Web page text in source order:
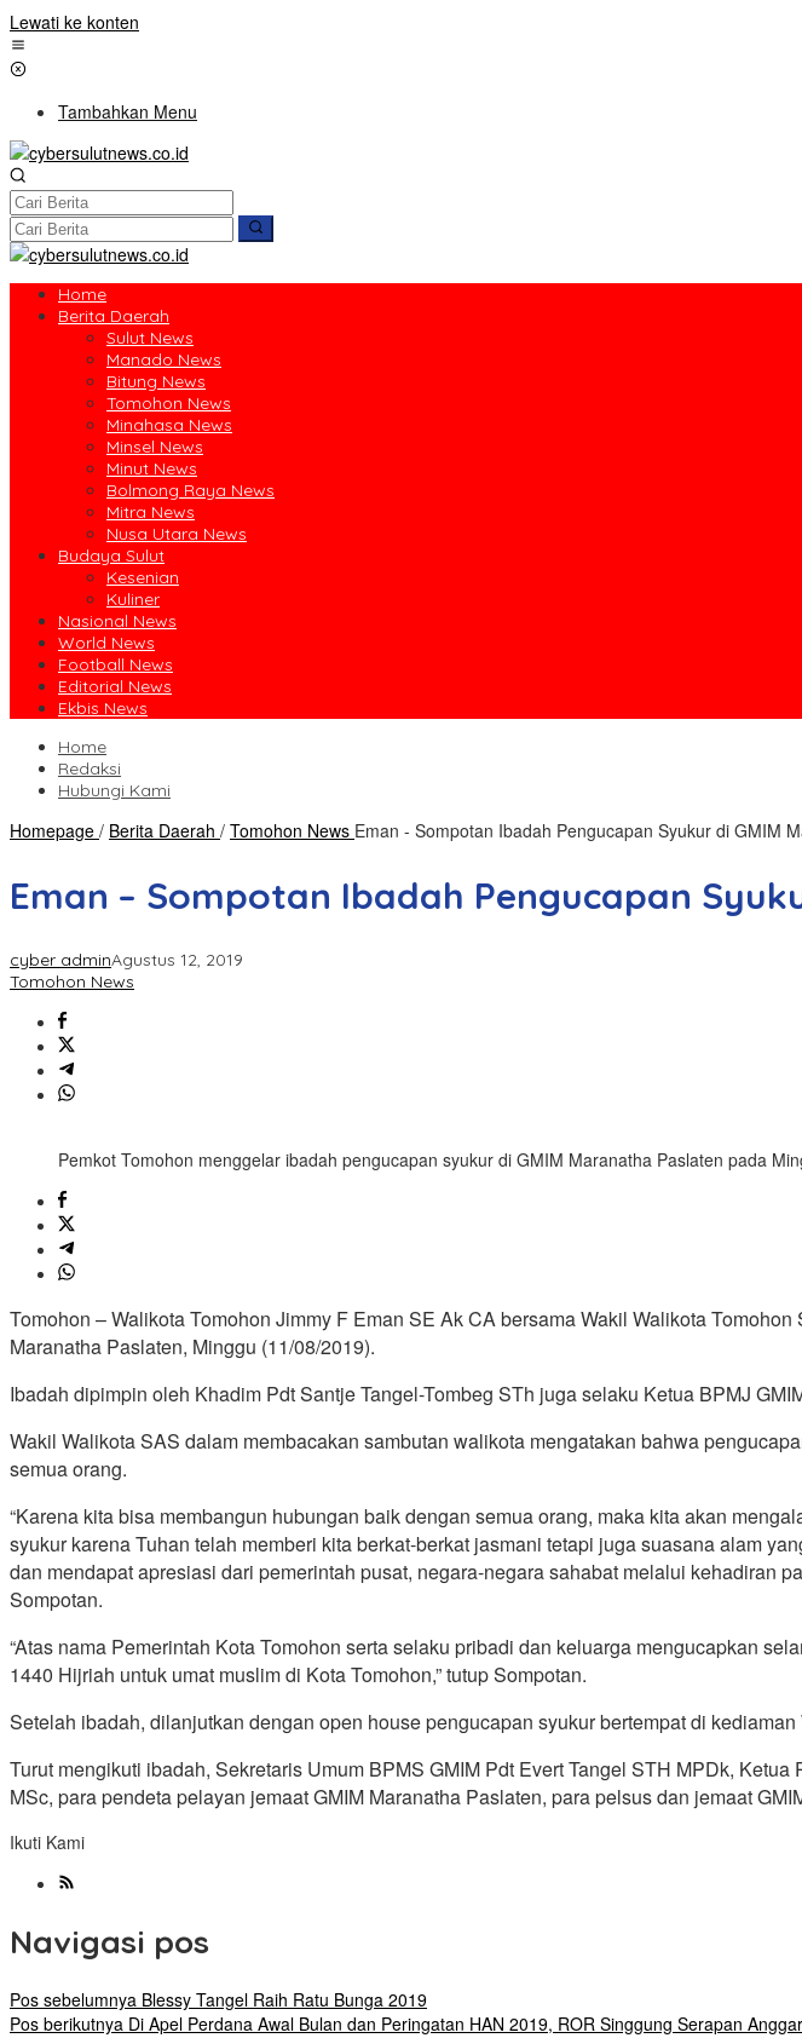
Lewati ke konten
Tambahkan Menu
Home
Berita Daerah
Sulut News
Manado News
Bitung News
Tomohon News
Minahasa News
Minsel News
Minut News
Bolmong Raya News
Mitra News
Nusa Utara News
Budaya Sulut
Kesenian
Kuliner
Nasional News
World News
Football News
Editorial News
Ekbis News
Home
Redaksi
Hubungi Kami
Homepage / Berita Daerah / Tomohon News Eman - Sompotan Ibadah Pengucapan Syukur di GMIM
Eman – Sompotan Ibadah Pengucapan
cyber adminAgustus 12, 2019
Tomohon News
Pemkot Tomohon menggelar ibadah pengucapan syukur di GMIM Maranatha Paslaten pada
Tomohon – Walikota Tomohon Jimmy F Eman SE Ak CA bersama Wakil Walikota
Maranatha Paslaten, Minggu (11/08/2019).
Ibadah dipimpin oleh Khadim Pdt Santje Tangel-Tombeg STh juga selaku Ketua BPMJ
Wakil Walikota SAS dalam membacakan sambutan walikota mengatakan bahwa
semua orang.
“Karena kita bisa membangun hubungan baik dengan semua orang, maka kita akan
syukur karena Tuhan telah memberi kita berkat-berkat jasmani tetapi juga suasana alam
dan mendapat apresiasi dari pemerintah pusat, negara-negara sahabat melalui kehadiran
Sompotan.
“Atas nama Pemerintah Kota Tomohon serta selaku pribadi dan keluarga mengucapkan
1440 Hijriah untuk umat muslim di Kota Tomohon,” tutup Sompotan.
Setelah ibadah, dilanjutkan dengan open house pengucapan syukur bertempat di
Turut mengikuti ibadah, Sekretaris Umum BPMS GMIM Pdt Evert Tangel STH MPDk,
MSc, para pendeta pelayan jemaat GMIM Maranatha Paslaten, para pelsus dan jemaat
Ikuti Kami
Navigasi pos
Pos sebelumnya Blessy Tangel Raih Ratu Bunga 2019
Pos berikutnya Di Apel Perdana Awal Bulan dan Peringatan HAN 2019, ROR Singgung Serapan